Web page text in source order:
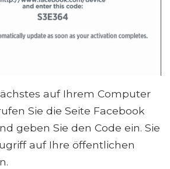
auf Ihrem Computer
Sie die Seite Facebook
geben Sie den Code ein. Sie
auf Ihre öffentlichen